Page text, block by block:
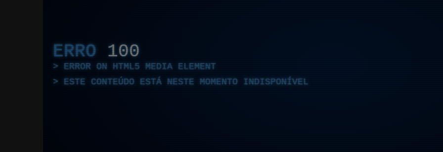
ERRO 100
ERROR ON HTML5 MEDIA ELEMENT
ESTE CONTEÚDO ESTÁ NESTE MOMENTO INDISPONÍVEL